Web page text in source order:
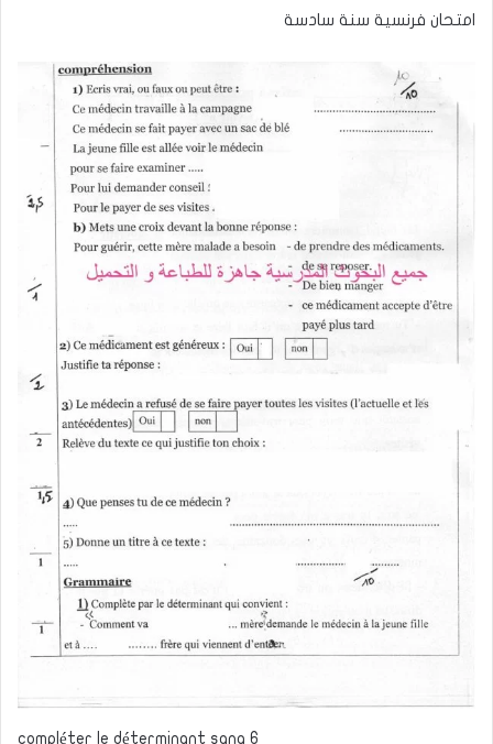
امتحان فرنسية سنة سادسة
compléter le déterminant sana 6